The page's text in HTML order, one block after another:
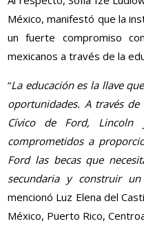
México, manifestó que la
un fuerte compromiso
mexicanos a través de la
“La educación es la llave
oportunidades. A través
Cívico de Ford, Lincoln
comprometidos a
Ford las becas que
secundaria y construir
mencionó Luz Elena del
México, Puerto Rico,